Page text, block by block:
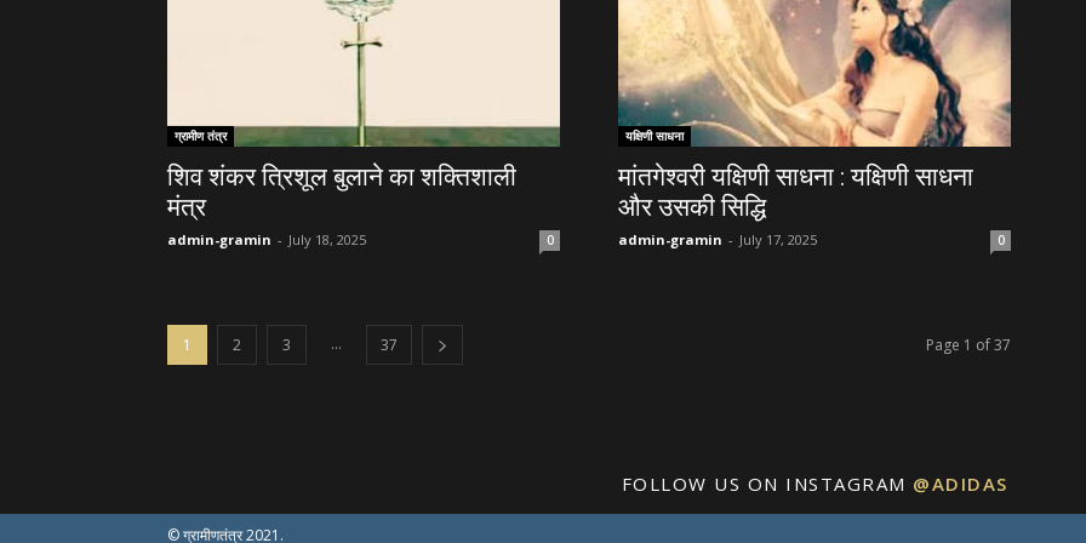
ग्रामीण तंत्र
शिव शंकर त्रिशूल बुलाने का शक्तिशाली
मंत्र
admin-gramin - July 18, 2025 0
यक्षिणी साधना
मांतगेश्वरी यक्षिणी साधना : यक्षिणी साधना
और उसकी सिद्धि
admin-gramin - July 17, 2025 0
1 2 3 ... 37 Page 1 of 37
FOLLOW US ON INSTAGRAM @ADIDAS
© ग्रामीणतंत्र 2021.